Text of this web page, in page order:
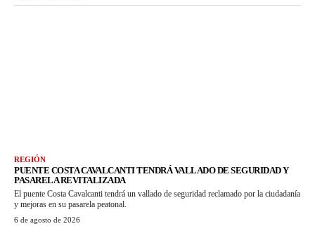
REGIÓN
PUENTE COSTA CAVALCANTI TENDRÁ VALLADO DE SEGURIDAD Y
PASARELA REVITALIZADA
El puente Costa Cavalcanti tendrá un vallado de seguridad reclamado por la ciudadanía
y mejoras en su pasarela peatonal.
6 de agosto de 2026